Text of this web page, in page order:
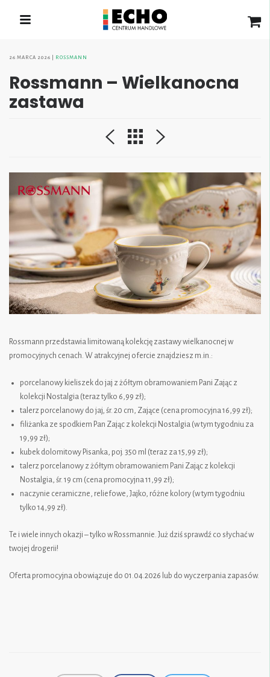
26 MARCA 2026 ROSSMANN
Rossmann – Wielkanocna
zastawa
Rossmann przedstawia limitowaną kolekcję zastawy wielkanocnej w
promocyjnych cenach. W atrakcyjnej ofercie znajdziesz m.in.:
porcelanowy kieliszek do jaj z żółtym obramowaniem Pani Zając z
kolekcji Nostalgia (teraz tylko 6,99 zł);
talerz porcelanowy do jaj, śr. 20 cm, Zające (cena promocyjna 16,99 zł);
filiżanka ze spodkiem Pan Zając z kolekcji Nostalgia (w tym tygodniu za
19,99 zł);
kubek dolomitowy Pisanka, poj. 350 ml (teraz za 15,99 zł);
talerz porcelanowy z żółtym obramowaniem Pani Zając z kolekcji
Nostalgia, śr. 19 cm (cena promocyjna 11,99 zł);
naczynie ceramiczne, reliefowe, Jajko, różne kolory (w tym tygodniu
tylko 14,99 zł).
Te i wiele innych okazji – tylko w Rossmannie. Już dziś sprawdź co słychać w
twojej drogerii!
Oferta promocyjna obowiązuje do 01.04.2026 lub do wyczerpania zapasów.